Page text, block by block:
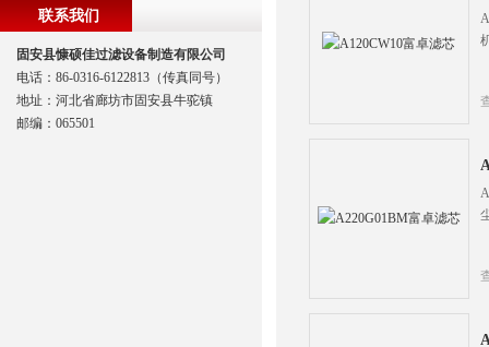
联系我们
固安县慷硕佳过滤设备制造有限公司
电话：86-0316-6122813（传真同号）
地址：河北省廊坊市固安县牛驼镇
邮编：065501